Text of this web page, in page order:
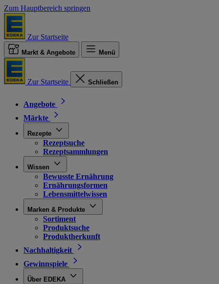
Zum Hauptbereich springen
Zur Startseite
Markt & Angebote Menü
Zur Startseite Schließen
Angebote
Märkte
Rezepte
Rezeptsuche
Rezeptsammlungen
Wissen
Bewusste Ernährung
Ernährungsformen
Lebensmittelwissen
Marken & Produkte
Sortiment
Produktsuche
Produktherkunft
Nachhaltigkeit
Gewinnspiele
Über EDEKA